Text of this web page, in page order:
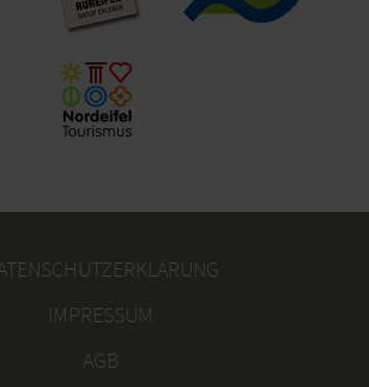
IMPRESSUM
AGB